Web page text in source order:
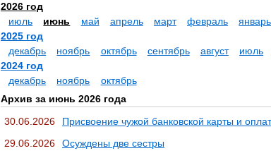
2026 год
июль
июнь май апрель март февраль
январь
2025 год
декабрь
ноябрь октябрь сентябрь август июль
2024 год
декабрь
ноябрь
октябрь
Архив за июнь 2026 года
30.06.2026
Присвоение чужой банковской карты и
29.06.2026
Осуждены две сестры